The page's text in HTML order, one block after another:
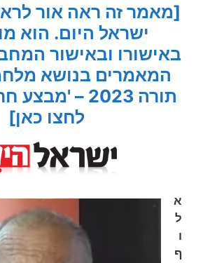
[מאמר זה ראה אור
ישראל היום. הוא
באישורו ובאישור
המאמרים בנושא
תורה 2023 –
לחצו כאן]
א
ל
ו
ף